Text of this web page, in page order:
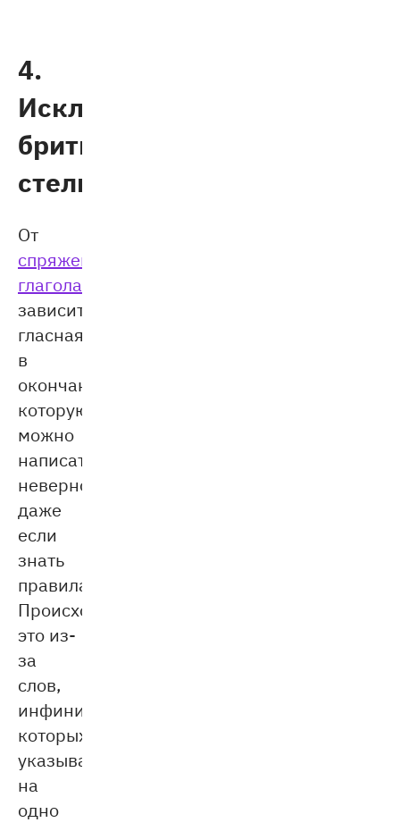
4.
Исключая
брить,
стелить
От
спряжения
глагола
зависит
гласная
в
окончании,
которую
можно
написать
неверно,
даже
если
знать
правила.
Происходит
это из-
за
слов,
инфинитивы
которых
указывают
на
одно